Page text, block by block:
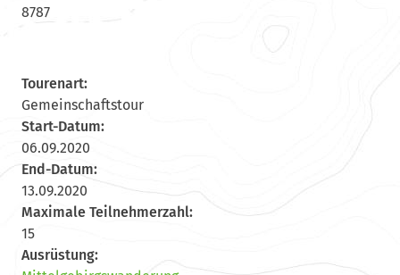
8787
Tourenart:
Gemeinschaftstour
Start-Datum:
06.09.2020
End-Datum:
13.09.2020
Maximale Teilnehmerzahl:
15
Ausrüstung: